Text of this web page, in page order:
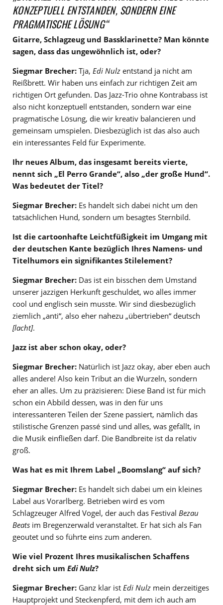
KONZEPTUELL ENTSTANDEN, SONDERN EINE
PRAGMATISCHE LÖSUNG“
Gitarre, Schlagzeug und Bassklarinette? Man könnte
sagen, dass das ungewöhnlich ist, oder?
Siegmar Brecher: Tja, Edi Nulz entstand ja nicht am
Reißbrett. Wir haben uns einfach zur richtigen Zeit am
richtigen Ort gefunden. Das Jazz-Trio ohne Kontrabass ist
also nicht konzeptuell entstanden, sondern war eine
pragmatische Lösung, die wir kreativ balancieren und
gemeinsam umspielen. Diesbezüglich ist das also auch
ein interessantes Feld für Experimente.
Ihr neues Album, das insgesamt bereits vierte,
nennt sich „El Perro Grande“, also „der große Hund“.
Was bedeutet der Titel?
Siegmar Brecher: Es handelt sich dabei nicht um den
tatsächlichen Hund, sondern um besagtes Sternbild.
Ist die cartoonhafte Leichtfüßigkeit im Umgang mit
der deutschen Kante bezüglich Ihres Namens- und
Titelhumors ein signifikantes Stilelement?
Siegmar Brecher: Das ist ein bisschen dem Umstand
unserer jazzigen Herkunft geschuldet, wo alles immer
cool und englisch sein musste. Wir sind diesbezüglich
ziemlich „anti“, also eher nahezu „übertrieben“ deutsch
[lacht].
Jazz ist aber schon okay, oder?
Siegmar Brecher: Natürlich ist Jazz okay, aber eben auch
alles andere! Also kein Tribut an die Wurzeln, sondern
eher an alles. Um zu präzisieren: Diese Band ist für mich
schon ein Abbild dessen, was in den für uns
interessanteren Teilen der Szene passiert, nämlich das
stilistische Grenzen passé sind und alles, was gefällt, in
die Musik einfließen darf. Die Bandbreite ist da relativ
groß.
Was hat es mit Ihrem Label „Boomslang“ auf sich?
Siegmar Brecher: Es handelt sich dabei um ein kleines
Label aus Vorarlberg. Betrieben wird es vom
Schlagzeuger Alfred Vogel, der auch das Festival Bezau
Beats im Bregenzerwald veranstaltet. Er hat sich als Fan
geoutet und so führte eins zum anderen.
Wie viel Prozent Ihres musikalischen Schaffens
dreht sich um Edi Nulz?
Siegmar Brecher: Ganz klar ist Edi Nulz mein derzeitiges
Hauptprojekt und Steckenpferd, mit dem ich auch am